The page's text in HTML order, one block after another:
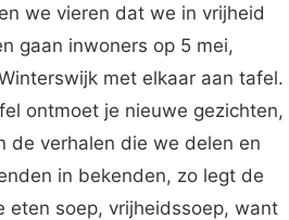
we vieren dat we in vrijheid
gaan inwoners op 5 mei,
met elkaar aan tafel.
ontmoet je nieuwe gezichten,
de verhalen die we delen en
in bekenden, zo legt de
eten soep, vrijheidssoep, want